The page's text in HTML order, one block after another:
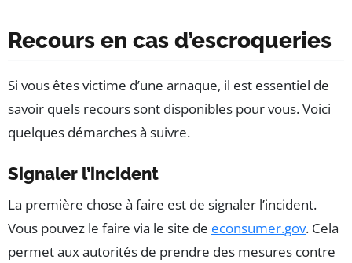
Recours en cas d’escroqueries
Si vous êtes victime d’une arnaque, il est essentiel de
savoir quels recours sont disponibles pour vous. Voici
quelques démarches à suivre.
Signaler l’incident
La première chose à faire est de signaler l’incident.
Vous pouvez le faire via le site de econsumer.gov. Cela
permet aux autorités de prendre des mesures contre